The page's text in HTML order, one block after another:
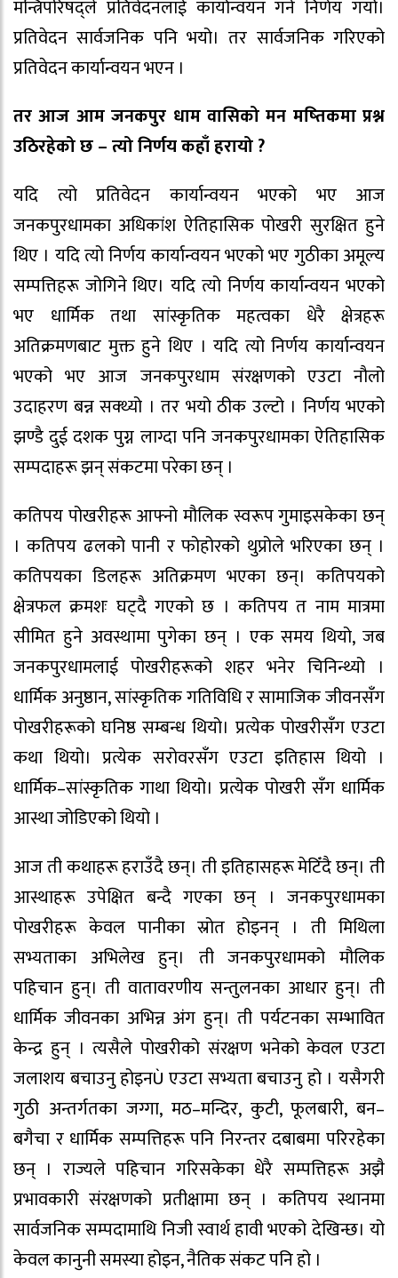
मन्त्रिपरिषद्ले प्रतिवेदनलाई कार्यान्वयन गर्न निर्णय गर्यो।
प्रतिवेदन सार्वजनिक पनि भयो। तर सार्वजनिक गरिएको
प्रतिवेदन कार्यान्वयन भएन ।
तर आज आम जनकपुर धाम वासिको मन मष्तिकमा प्रश्न
उठिरहेको छ – त्यो निर्णय कहाँ हरायो ?
यदि त्यो प्रतिवेदन कार्यान्वयन भएको भए आज
जनकपुरधामका अधिकांश ऐतिहासिक पोखरी सुरक्षित हुने
थिए । यदि त्यो निर्णय कार्यान्वयन भएको भए गुठीका अमूल्य
सम्पत्तिहरू जोगिने थिए। यदि त्यो निर्णय कार्यान्वयन भएको
भए धार्मिक तथा सांस्कृतिक महत्वका धेरै क्षेत्रहरू
अतिक्रमणबाट मुक्त हुने थिए । यदि त्यो निर्णय कार्यान्वयन
भएको भए आज जनकपुरधाम संरक्षणको एउटा नौलो
उदाहरण बन्न सक्थ्यो । तर भयो ठीक उल्टो । निर्णय भएको
झण्डै दुई दशक पुग्न लाग्दा पनि जनकपुरधामका ऐतिहासिक
सम्पदाहरू झन् संकटमा परेका छन् ।
कतिपय पोखरीहरू आफ्नो मौलिक स्वरूप गुमाइसकेका छन्
। कतिपय ढलको पानी र फोहोरको थुप्रोले भरिएका छन् ।
कतिपयका डिलहरू अतिक्रमण भएका छन्। कतिपयको
क्षेत्रफल क्रमशः घट्दै गएको छ । कतिपय त नाम मात्रमा
सीमित हुने अवस्थामा पुगेका छन् । एक समय थियो, जब
जनकपुरधामलाई पोखरीहरूको शहर भनेर चिनिन्थ्यो ।
धार्मिक अनुष्ठान, सांस्कृतिक गतिविधि र सामाजिक जीवनसँग
पोखरीहरूको घनिष्ठ सम्बन्ध थियो। प्रत्येक पोखरीसँग एउटा
कथा थियो। प्रत्येक सरोवरसँग एउटा इतिहास थियो ।
धार्मिक–सांस्कृतिक गाथा थियो। प्रत्येक पोखरी सँग धार्मिक
आस्था जोडिएको थियो ।
आज ती कथाहरू हराउँदै छन्। ती इतिहासहरू मेटिँदै छन्। ती
आस्थाहरू उपेक्षित बन्दै गएका छन् । जनकपुरधामका
पोखरीहरू केवल पानीका स्रोत होइनन् । ती मिथिला
सभ्यताका अभिलेख हुन्। ती जनकपुरधामको मौलिक
पहिचान हुन्। ती वातावरणीय सन्तुलनका आधार हुन्। ती
धार्मिक जीवनका अभिन्न अंग हुन्। ती पर्यटनका सम्भावित
केन्द्र हुन् । त्यसैले पोखरीको संरक्षण भनेको केवल एउटा
जलाशय बचाउनु होइनÙ एउटा सभ्यता बचाउनु हो । यसैगरी
गुठी अन्तर्गतका जग्गा, मठ–मन्दिर, कुटी, फूलबारी, बन–
बगैचा र धार्मिक सम्पत्तिहरू पनि निरन्तर दबाबमा परिरहेका
छन् । राज्यले पहिचान गरिसकेका धेरै सम्पत्तिहरू अझै
प्रभावकारी संरक्षणको प्रतीक्षामा छन् । कतिपय स्थानमा
सार्वजनिक सम्पदामाथि निजी स्वार्थ हावी भएको देखिन्छ। यो
केवल कानुनी समस्या होइन, नैतिक संकट पनि हो ।